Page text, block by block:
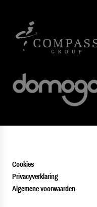
Cookies
Privacyverklaring
Algemene voorwaarden